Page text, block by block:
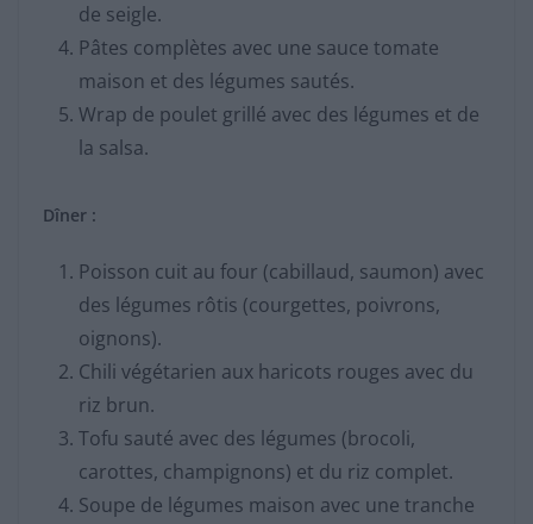
de seigle.
Pâtes complètes avec une sauce tomate
maison et des légumes sautés.
Wrap de poulet grillé avec des légumes et de
la salsa.
Dîner :
Poisson cuit au four (cabillaud, saumon) avec
des légumes rôtis (courgettes, poivrons,
oignons).
Chili végétarien aux haricots rouges avec du
riz brun.
Tofu sauté avec des légumes (brocoli,
carottes, champignons) et du riz complet.
Soupe de légumes maison avec une tranche